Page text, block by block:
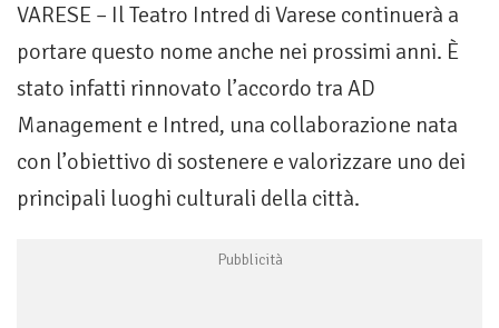
VARESE – Il Teatro Intred di Varese continuerà a
portare questo nome anche nei prossimi anni. È
stato infatti rinnovato l’accordo tra AD
Management e Intred, una collaborazione nata
con l’obiettivo di sostenere e valorizzare uno dei
principali luoghi culturali della città.